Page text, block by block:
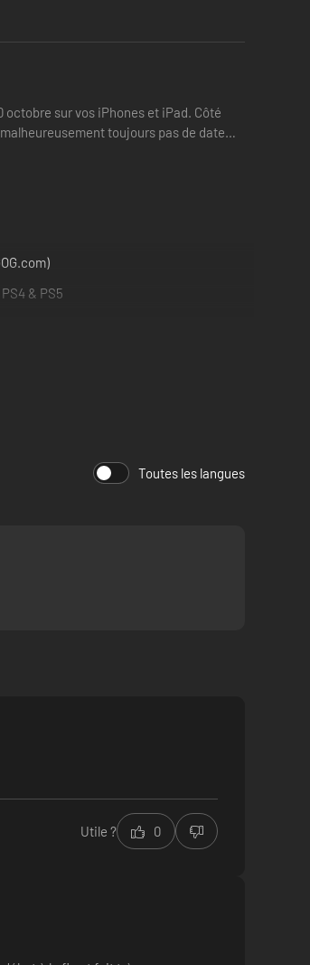
sur vos iPhones et iPad. Côté
toujours pas de date
& PS5
Toutes les langues
Utile ? 0